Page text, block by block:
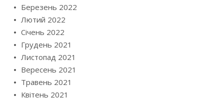
Березень 2022
Лютий 2022
Січень 2022
Грудень 2021
Листопад 2021
Вересень 2021
Травень 2021
Квітень 2021